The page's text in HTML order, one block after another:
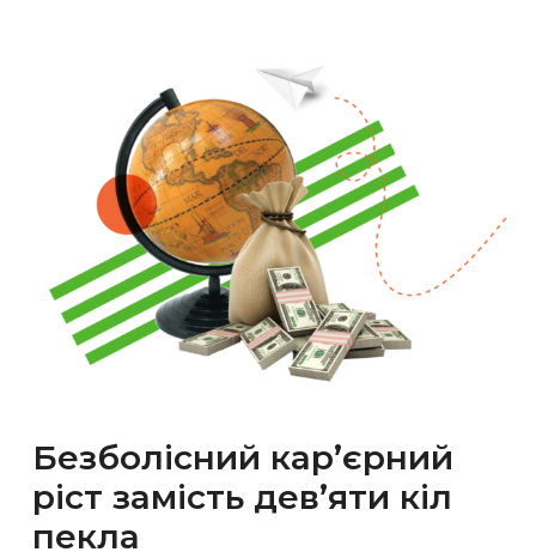
Безболісний кар’єрний
ріст замість дев’яти кіл
пекла